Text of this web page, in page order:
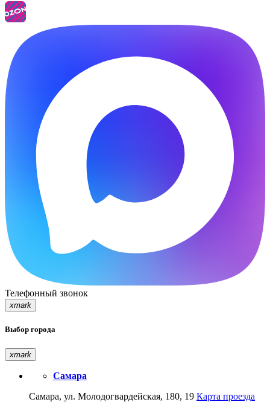
Телефонный звонок
xmark
Выбор города
xmark
Самара
Самара, ул. Молодогвардейская, 180, 19 Карта проезда